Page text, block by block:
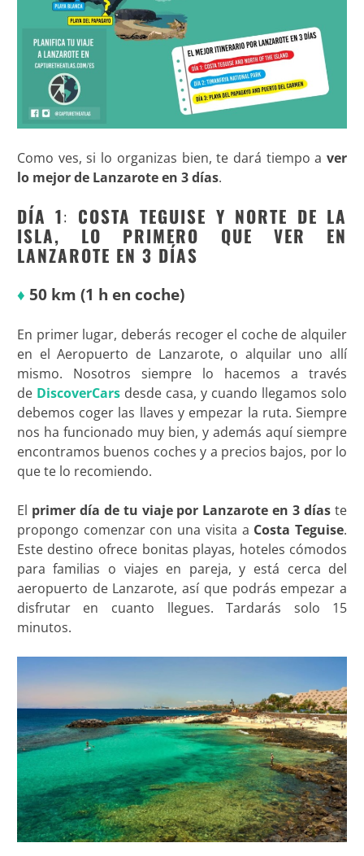
Como ves, si lo organizas bien, te dará tiempo aver
lo mejor de Lanzarote en 3 días.
DÍA 1: COSTA TEGUISE Y NORTE DE LA
ISLA, LO PRIMERO QUE VER EN
LANZAROTE EN 3 DÍAS
♦ 50 km (1 h en coche)
En primer lugar, deberás recoger el coche de alquiler
en el Aeropuerto de Lanzarote, o alquilar uno allí
mismo. Nosotros siempre lo hacemos a través
de DiscoverCarsdesde casa, y cuando llegamos solo
debemos coger las llaves y empezar la ruta. Siempre
nos ha funcionado muy bien, y además aquí siempre
encontramos buenos coches y a precios bajos, por lo
que te lo recomiendo.
El primer día de tu viaje por Lanzarote en 3 días te
propongo comenzar con una visita a Costa Teguise.
Este destino ofrece bonitas playas, hoteles cómodos
para familias o viajes en pareja, y está cerca del
aeropuerto de Lanzarote, así que podrás empezar a
disfrutar en cuanto llegues. Tardarás solo 15
minutos.